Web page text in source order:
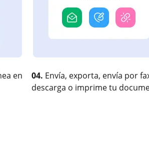
en
04. Envía, exporta, envía por
descarga o imprime tu